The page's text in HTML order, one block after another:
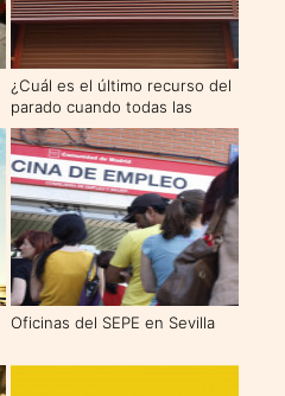
¿Cuál es el último recurso del
parado cuando todas las
prestaciones se han agotado?
Oficinas del SEPE en Sevilla